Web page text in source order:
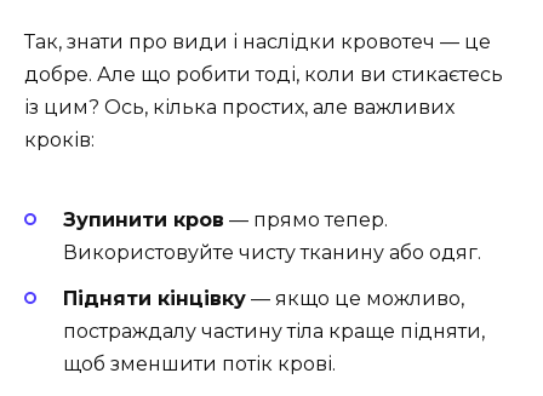
Так, знати про види і наслідки кровотеч — це
добре. Але що робити тоді, коли ви стикаєтесь
із цим? Ось, кілька простих, але важливих
кроків:
Зупинити кров — прямо тепер.
Використовуйте чисту тканину або одяг.
Підняти кінцівку — якщо це можливо,
постраждалу частину тіла краще підняти,
щоб зменшити потік крові.